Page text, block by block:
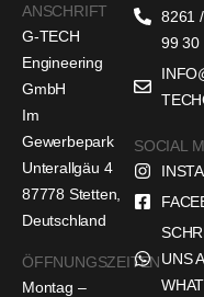
ANSCHRIFT
G-TECH
Engineering
GmbH
Im
Gewerbepark
Unterallgäu 4
87778 Stetten,
Deutschland
ÖFFNUNGSZEITEN
Montag –
8261
99 30
SOCIAL
UNS